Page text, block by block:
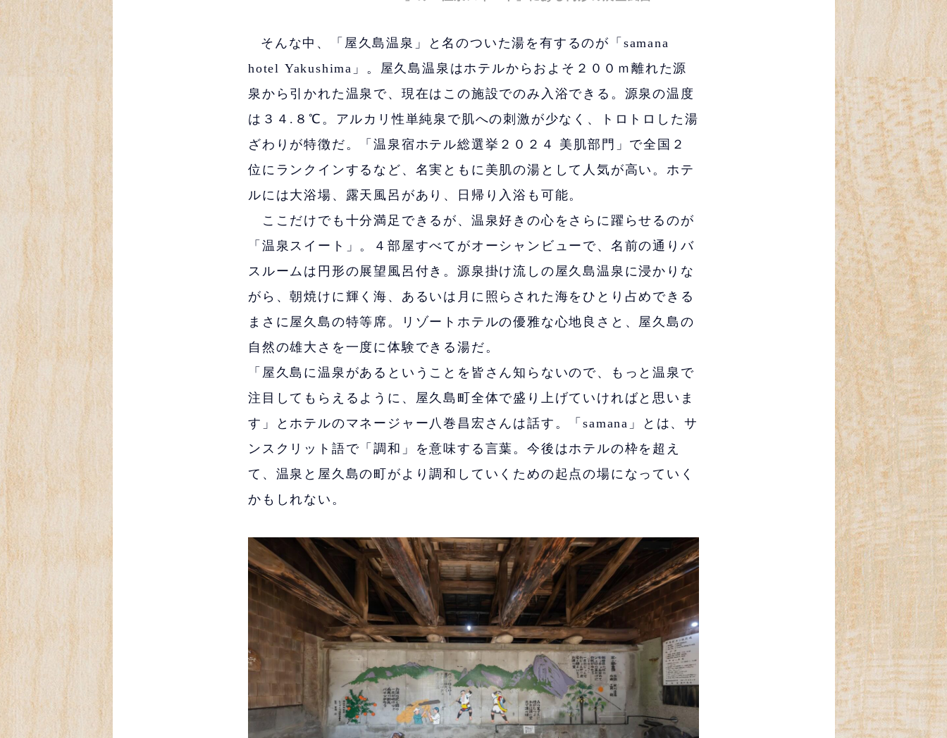
そんな中、「屋久島温泉」と名のついた湯を有するのが「samana
hotel Yakushima」。屋久島温泉はホテルからおよそ２００ｍ離れた源
泉から引かれた温泉で、現在はこの施設でのみ入浴できる。源泉の温度
は３４.８℃。アルカリ性単純泉で肌への刺激が少なく、トロトロした湯
ざわりが特徴だ。「温泉宿ホテル総選挙２０２４ 美肌部門」で全国２
位にランクインするなど、名実ともに美肌の湯として人気が高い。ホテ
ルには大浴場、露天風呂があり、日帰り入浴も可能。
ここだけでも十分満足できるが、温泉好きの心をさらに躍らせるのが
「温泉スイート」。４部屋すべてがオーシャンビューで、名前の通りバ
スルームは円形の展望風呂付き。源泉掛け流しの屋久島温泉に浸かりな
がら、朝焼けに輝く海、あるいは月に照らされた海をひとり占めできる
まさに屋久島の特等席。リゾートホテルの優雅な心地良さと、屋久島の
自然の雄大さを一度に体験できる湯だ。
「屋久島に温泉があるということを皆さん知らないので、もっと温泉で
注目してもらえるように、屋久島町全体で盛り上げていければと思いま
す」とホテルのマネージャー八巻昌宏さんは話す。「samana」とは、サ
ンスクリット語で「調和」を意味する言葉。今後はホテルの枠を超え
て、温泉と屋久島の町がより調和していくための起点の場になっていく
かもしれない。